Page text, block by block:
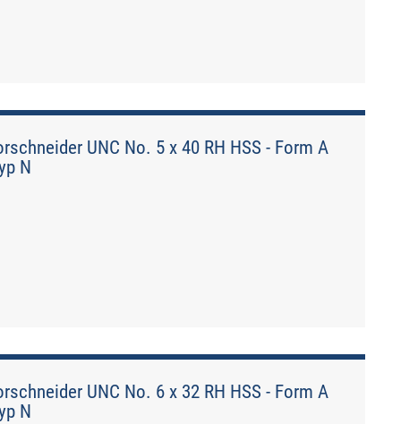
UNC No. 5 x 40 RH HSS - Form A
N
UNC No. 6 x 32 RH HSS - Form A
N